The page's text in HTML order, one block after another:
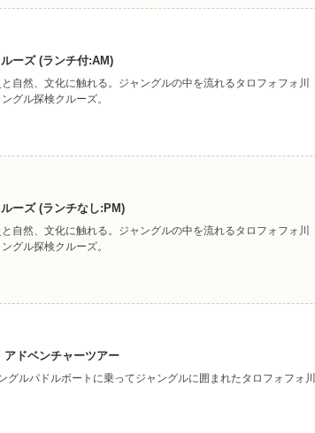
ーズ (ランチ付:AM)
自然、文化に触れる。ジャングルの中を流れるタロフォフォ川
グル探検クルーズ。
ーズ (ランチなし:PM)
自然、文化に触れる。ジャングルの中を流れるタロフォフォ川
グル探検クルーズ。
ドベンチャーツアー
グルパドルボートに乗ってジャングルに囲まれたタロフォフォ川